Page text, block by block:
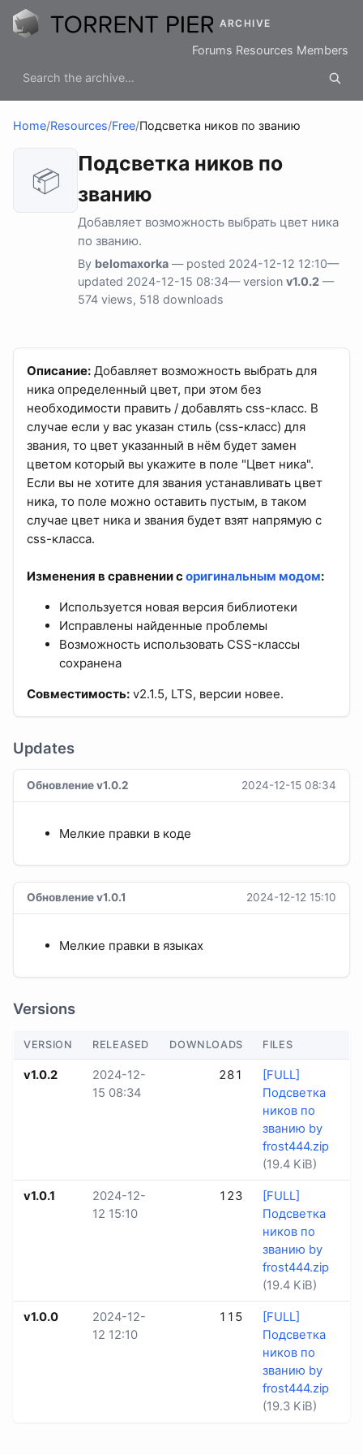
ARCHIVE
Forums Resources Members
Home/Resources/Free/Подсветка ников по званию
📦
Подсветка ников по
званию
Добавляет возможность выбрать цвет ника
по званию.
By belomaxorka — posted 2024-12-12 12:10—
updated 2024-12-15 08:34— version v1.0.2 —
574 views, 518 downloads
Описание: Добавляет возможность выбрать для
ника определенный цвет, при этом без
необходимости править / добавлять css-класс. В
случае если у вас указан стиль (css-класс) для
звания, то цвет указанный в нём будет замен
цветом который вы укажите в поле "Цвет ника".
Если вы не хотите для звания устанавливать цвет
ника, то поле можно оставить пустым, в таком
случае цвет ника и звания будет взят напрямую с
css-класса.
Изменения в сравнении соригинальным модом:
Используется новая версия библиотеки
Исправлены найденные проблемы
Возможность использовать CSS-классы
сохранена
Совместимость: v2.1.5, LTS, версии новее.
Updates
Обновление v1.0.2 2024-12-15 08:34
Мелкие правки в коде
Обновление v1.0.1 2024-12-12 15:10
Мелкие правки в языках
Versions
VERSION RELEASED DOWNLOADS FILES
v1.0.2
2024-12-
15 08:34
281
[FULL]
Подсветка
ников по
званию by
frost444.zip
(19.4 KiB)
v1.0.1
2024-12-
12 15:10
123
[FULL]
Подсветка
ников по
званию by
frost444.zip
(19.4 KiB)
v1.0.0
2024-12-
12 12:10
115
[FULL]
Подсветка
ников по
званию by
frost444.zip
(19.3 KiB)